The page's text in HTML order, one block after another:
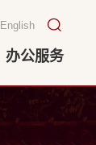
English
办公服务